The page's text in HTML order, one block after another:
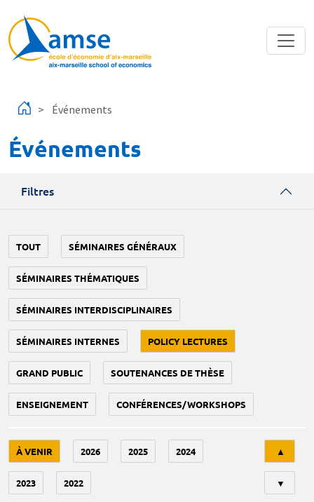
Événements
Événements
Filtres
TOUT SÉMINAIRES GÉNÉRAUX
SÉMINAIRES THÉMATIQUES
SÉMINAIRES INTERDISCIPLINAIRES
SÉMINAIRES INTERNES POLICY LECTURES
GRAND PUBLIC SOUTENANCES DE THÈSE
ENSEIGNEMENT CONFÉRENCES/WORKSHOPS
À VENIR 2026 2025 2024
2023 2022
▲
▼